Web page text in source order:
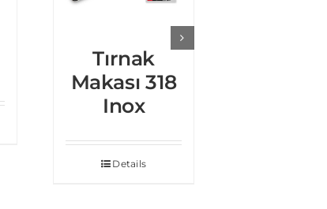
Tırnak
Makası 318
Inox
Details